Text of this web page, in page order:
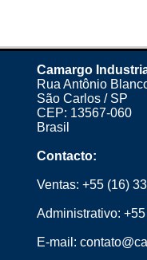
Camargo
Rua Antônio
São Carlos / SP
CEP: 13567-060
Brasil
Contacto:
Ventas: +55 (16)
Administrativo:
E-mail: